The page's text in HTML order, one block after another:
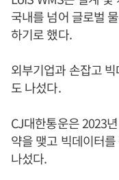
국내를 넘어 글로벌
하기로 했다.
외부기업과 손잡고
도 나섰다.
CJ대한통운은 2023
약을 맺고 빅데이터
나섰다.